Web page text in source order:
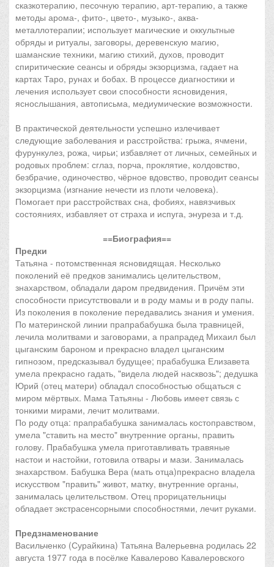
сказкотерапию, песочную терапию, арт-терапию, а также
методы арома-, фито-, цвето-, музыко-, аква-
металлотерапии; использует магические и оккультные
обряды и ритуалы, заговоры, деревенскую магию,
шаманские техники, магию стихий, духов, проводит
спиритические сеансы и обряды экзорцизма, гадает на
картах Таро, рунах и бобах. В процессе диагностики и
лечения использует свои способности ясновидения,
яснослышания, автописьма, медиумические возможности.
В практической деятельности успешно излечивает
следующие заболевания и расстройства: грыжа, ячмени,
фурункулез, рожа, чирьи; избавляет от личных, семейных и
родовых проблем: сглаз, порча, проклятие, колдовство,
безбрачие, одиночество, чёрное вдовство, проводит сеансы
экзорцизма (изгнание нечести из плоти человека).
Помогает при расстройствах сна, фобиях, навязчивых
состояниях, избавляет от страха и испуга, энуреза и т.д.
==Биография==
Предки
Татьяна - потомственная ясновидящая. Несколько
поколений её предков занимались целительством,
знахарством, обладали даром предвидения. Причём эти
способности присутствовали и в роду мамы и в роду папы.
Из поколения в поколение передавались знания и умения.
По материнской линии прапрабабушка была травницей,
лечила молитвами и заговорами, а прапрадед Михаил был
цыганским бароном и прекрасно владел цыганским
гипнозом, предсказывал будущее; прабабушка Елизавета
умела прекрасно гадать, "видела людей насквозь"; дедушка
Юрий (отец матери) обладал способностью общаться с
миром мёртвых. Мама Татьяны - Любовь имеет связь с
тонкими мирами, лечит молитвами.
По роду отца: прапрабабушка занималась костоправством,
умела "ставить на место" внутренние органы, править
голову. Прабабушка умела приготавливать травяные
настои и настойки, готовила отвары и мази. Занималась
знахарством. Бабушка Вера (мать отца)прекрасно владела
искусством "править" живот, матку, внутренние органы,
занималась целительством. Отец прорицательницы
обладает экстрасенсорными способностями, лечит руками.
Предзнаменование
Васильченко (Сурайкина) Татьяна Валерьевна родилась 22
августа 1977 года в посёлке Кавалерово Кавалеровского